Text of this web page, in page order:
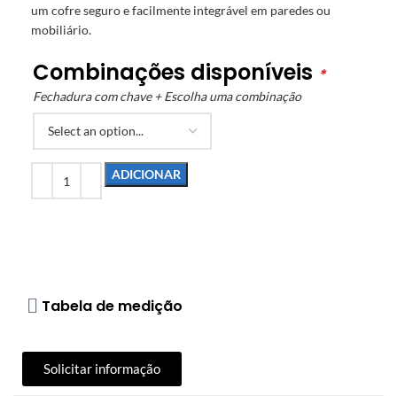
um cofre seguro e facilmente integrável em paredes ou
mobiliário.
Combinações disponíveis *
Fechadura com chave + Escolha uma combinação
ADICIONAR
Tabela de medição
Solicitar informação